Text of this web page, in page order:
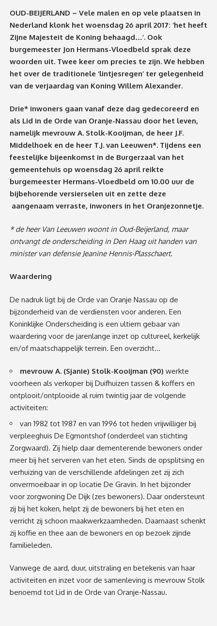
OUD-BEIJERLAND – Vele malen en op vele plaatsen in
Nederland klonk het woensdag 26 april 2017: ‘het heeft
Zijne Majesteit de Koning behaagd…’. Ook
burgemeester Jon Hermans-Vloedbeld sprak deze
woorden uit. Twee keer om precies te zijn. We hebben
het over de traditionele ‘lintjesregen’ ter gelegenheid
van de verjaardag van Koning Willem Alexander.
Drie* inwoners gaan vanaf deze dag gedecoreerd en
als Lid in de Orde van Oranje-Nassau door het leven,
namelijk mevrouw A. Stolk-Kooijman, de heer J.F.
Middelhoek en de heer T.J. van Leeuwen*. Tijdens een
feestelijke bijeenkomst in de Burgerzaal van het
gemeentehuis op woensdag 26 april reikte
burgemeester Hermans-Vloedbeld om 10.00 uur de
bijbehorende versierselen uit en zette deze
aangenaam verraste, inwoners in het Oranjezonnetje.
* de heer Van Leeuwen woont in Oud-Beijerland, maar
ontvangt de onderscheiding in Den Haag uit handen van
minister van defensie Jeanine Hennis-Plasschaert.
Waardering
De nadruk ligt bij de Orde van Oranje Nassau op de
bijzonderheid van de verdiensten voor anderen. Een
Koninklijke Onderscheiding is een ultiem gebaar van
waardering voor de jarenlange inzet op cultureel, kerkelijk
en/of maatschappelijk terrein. Een overzicht…
mevrouw A. (Sjanie) Stolk-Kooijman (90) werkte
voorheen als verkoper bij Duifhuizen tassen & koffers en
ontplooit/ontplooide al ruim twintig jaar de volgende
activiteiten:
van 1982 tot 1987 en van 1996 tot heden vrijwilliger bij
verpleeghuis De Egmontshof (onderdeel van stichting
Zorgwaard). Zij hielp daar dementerende bewoners onder
meer bij het serveren van het eten. Sinds de opsplitsing en
verhuizing van de verschillende afdelingen zet zij zich
onvermoeibaar in op locatie De Gravin. In het bijzonder
voor zorgwoning De Dijk (zes bewoners). Daar ondersteunt
zij bij het koken, helpt zij de bewoners bij het eten en
verricht zij schoon maakwerkzaamheden. Daarnaast schenkt
zij koffie en thee aan de bewoners en op bezoek zijnde
familieleden.
Vanwege de aard, duur, uitstraling en betekenis van haar
activiteiten en inzet voor de samenleving is mevrouw Stolk
benoemd tot Lid in de Orde van Oranje-Nassau.